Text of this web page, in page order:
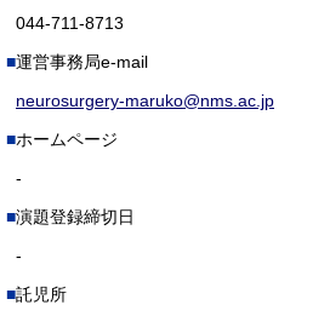
044-711-8713
運営事務局e-mail
neurosurgery-maruko@nms.ac.jp
ホームページ
-
演題登録締切日
-
託児所